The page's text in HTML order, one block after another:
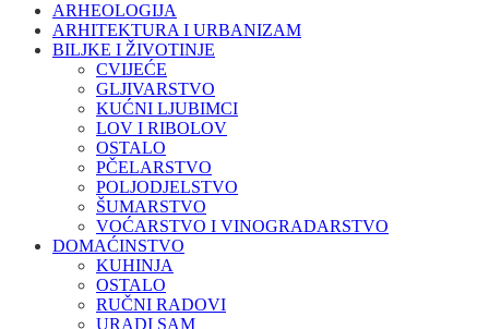
ARHEOLOGIJA
ARHITEKTURA I URBANIZAM
BILJKE I ŽIVOTINJE
CVIJEĆE
GLJIVARSTVO
KUĆNI LJUBIMCI
LOV I RIBOLOV
OSTALO
PČELARSTVO
POLJODJELSTVO
ŠUMARSTVO
VOĆARSTVO I VINOGRADARSTVO
DOMAĆINSTVO
KUHINJA
OSTALO
RUČNI RADOVI
URADI SAM